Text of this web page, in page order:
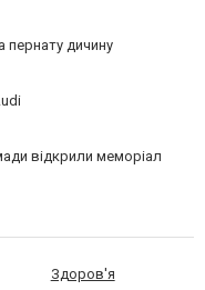
дичину
відкрили меморіал
Здоров'я